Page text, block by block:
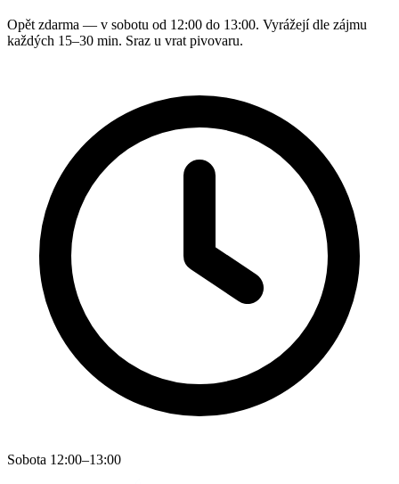
Opět zdarma — v sobotu od 12:00 do 13:00. Vyrážejí dle zájmu
každých 15–30 min. Sraz u vrat pivovaru.
Sobota 12:00–13:00